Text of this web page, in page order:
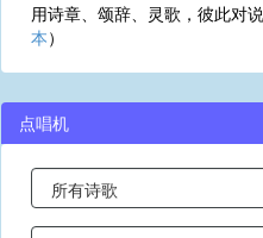
用诗章、颂辞、灵歌，彼此对
本）
点唱机